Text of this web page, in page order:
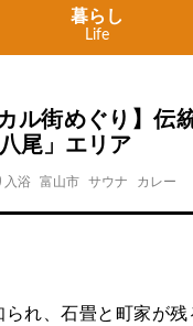
暮らし
Life
ル街めぐり】伝
尾」エリア
入浴 富山市 サウナ カレー
られ、石畳と町家が